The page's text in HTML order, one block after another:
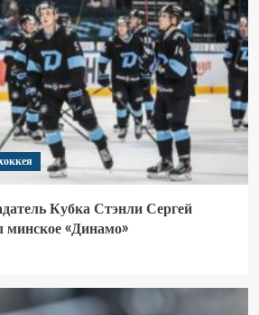
Кубка Стэнли Сергей
«Динамо»